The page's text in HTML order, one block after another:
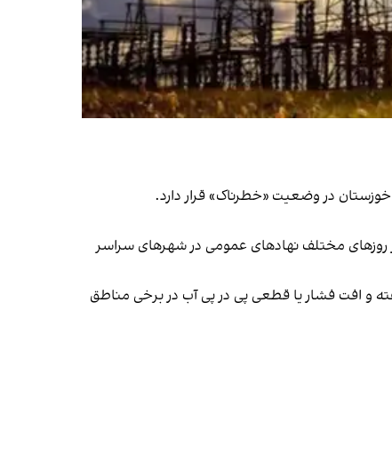
در وضعیت «خطرناک» قرار دارد.
روزهای مختلف نهادهای عمومی در شهرهای سراسر
و افت فشار یا قطعی پی در پی آب در برخی مناطق